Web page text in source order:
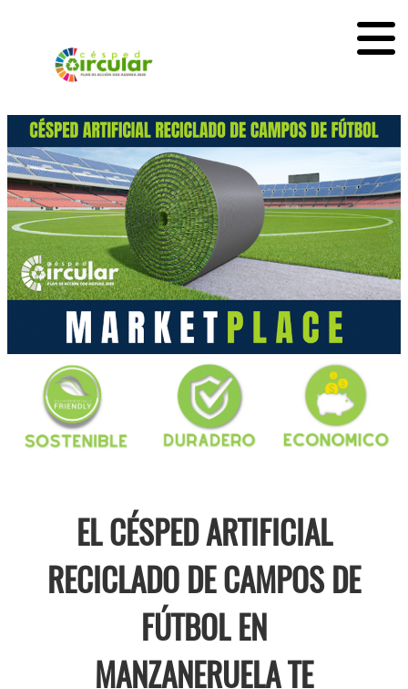
EL CÉSPED ARTIFICIAL
RECICLADO DE CAMPOS DE
FÚTBOL EN
MANZANERUELA TE